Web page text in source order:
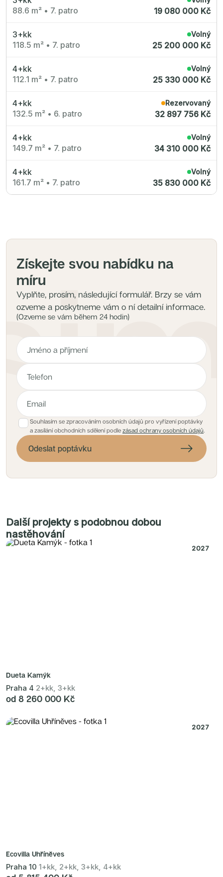
88.6 m² • 7. patro 19 080 000 Kč
3+kk
118.5 m² • 7. patro
Volný
25 200 000 Kč
4+kk
112.1 m² • 7. patro
Volný
25 330 000 Kč
4+kk
132.5 m² • 6. patro
Rezervovaný
32 897 756 Kč
4+kk
149.7 m² • 7. patro
Volný
34 310 000 Kč
4+kk
161.7 m² • 7. patro
Volný
35 830 000 Kč
Získejte svou nabídku na
míru
Vyplňte, prosím, následující formulář. Brzy se vám
ozveme a poskytneme vám o ní detailní informace.
(Ozveme se vám během 24 hodin)
Souhlasím se zpracováním osobních údajů pro vyřízení poptávky
a zasílání obchodních sdělení podle zásad ochrany osobních údajů.
Odeslat poptávku
Další projekty s podobnou dobou
nastěhování
2027
Dueta Kamýk
Praha 4 2+kk, 3+kk
od 8 260 000 Kč
2027
Ecovilla Uhříněves
Praha 10 1+kk, 2+kk, 3+kk, 4+kk